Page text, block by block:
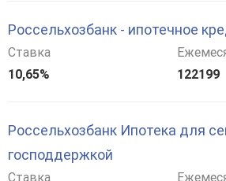
Россельхозбанк - ипотечное
Ставка
10,65%
122199
Россельхозбанк Ипотека для
господдержкой
Ставка